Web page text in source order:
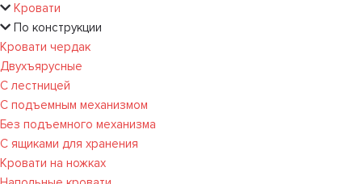
Кровати
По конструкции
Кровати чердак
Двухъярусные
С лестницей
С подъемным механизмом
Без подъемного механизма
С ящиками для хранения
Кровати на ножках